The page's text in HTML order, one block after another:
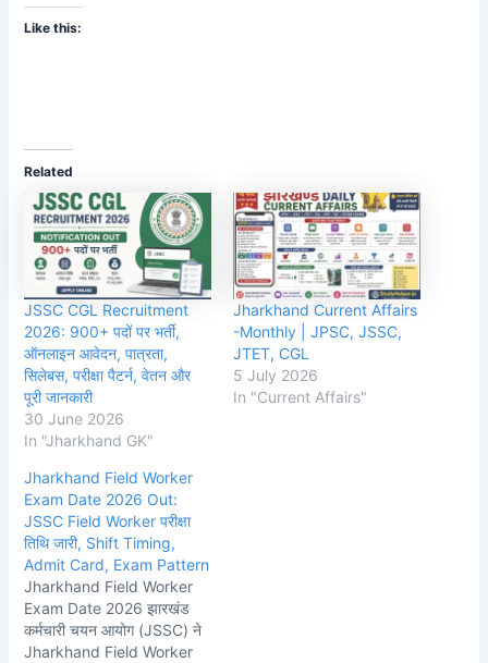
Like this:
Related
JSSC CGL Recruitment
2026: 900+ पदों पर भर्ती,
ऑनलाइन आवेदन, पात्रता,
सिलेबस, परीक्षा पैटर्न, वेतन और
पूरी जानकारी
30 June 2026
In "Jharkhand GK"
Jharkhand Current Affairs
-Monthly | JPSC, JSSC,
JTET, CGL
5 July 2026
In "Current Affairs"
Jharkhand Field Worker
Exam Date 2026 Out:
JSSC Field Worker परीक्षा
तिथि जारी, Shift Timing,
Admit Card, Exam Pattern
Jharkhand Field Worker
Exam Date 2026 झारखंड
कर्मचारी चयन आयोग (JSSC) ने
Jharkhand Field Worker